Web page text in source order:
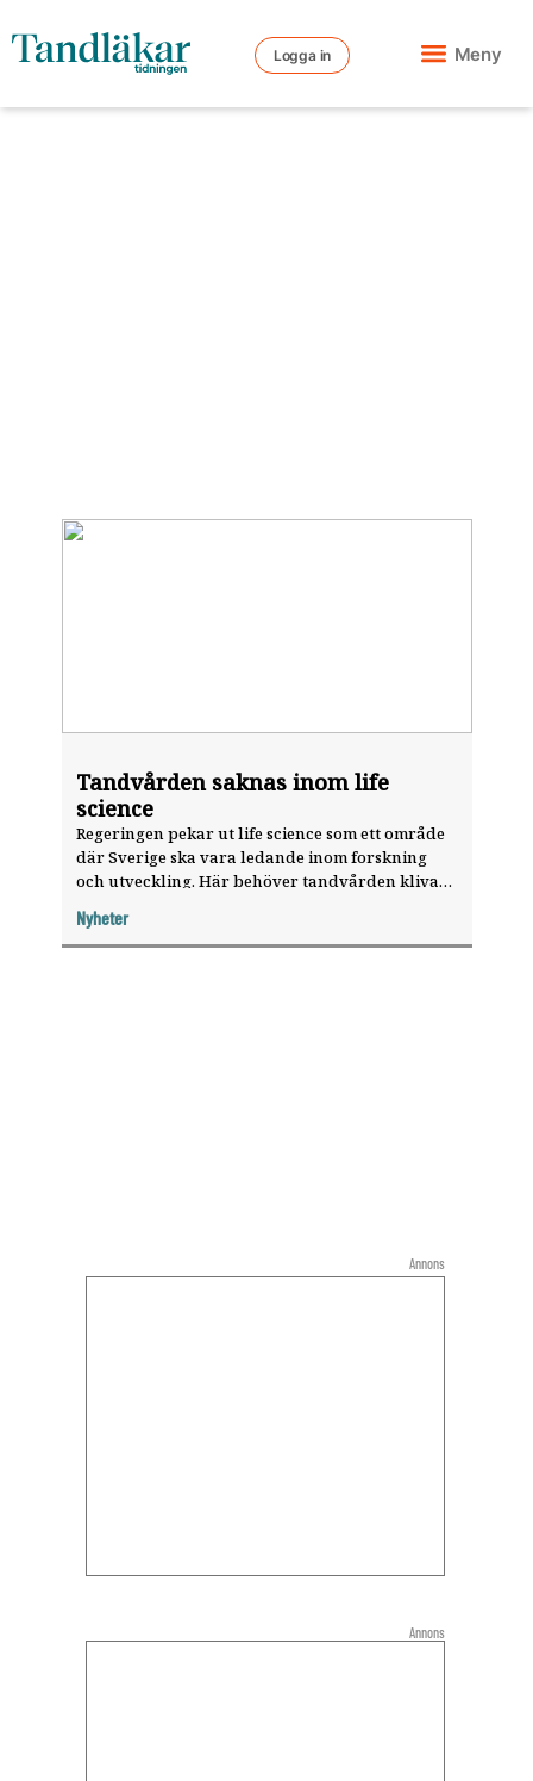
Logga in Meny
Tandvården saknas inom life
science
Regeringen pekar ut life science som ett område
där Sverige ska vara ledande inom forskning
och utveckling. Här behöver tandvården kliva
Nordborg.
Nyheter
Annons
Annons